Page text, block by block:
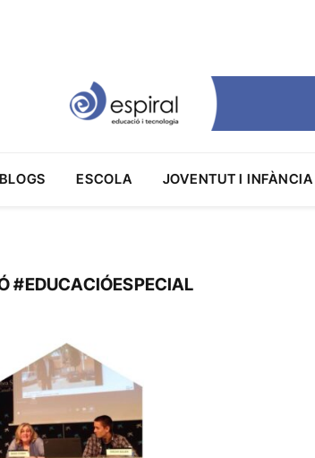
BLOGS ESCOLA JOVENTUT I INFÀNCIA
#EDUCACIÓESPECIAL